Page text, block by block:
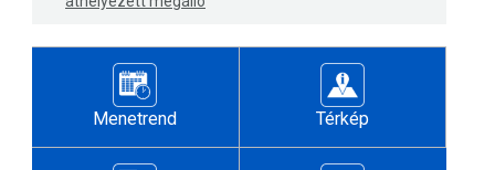
Menetrend Térkép